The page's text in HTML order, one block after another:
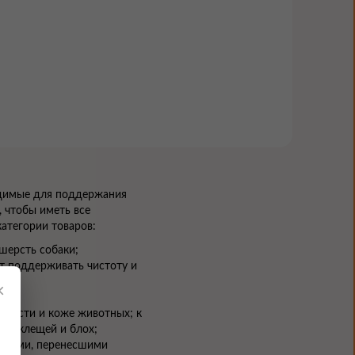
для поддержания
чтобы иметь все
товаров:
собаки;
поддерживать чистоту и
и коже животных; к
- клещей и блох;
перенесшими